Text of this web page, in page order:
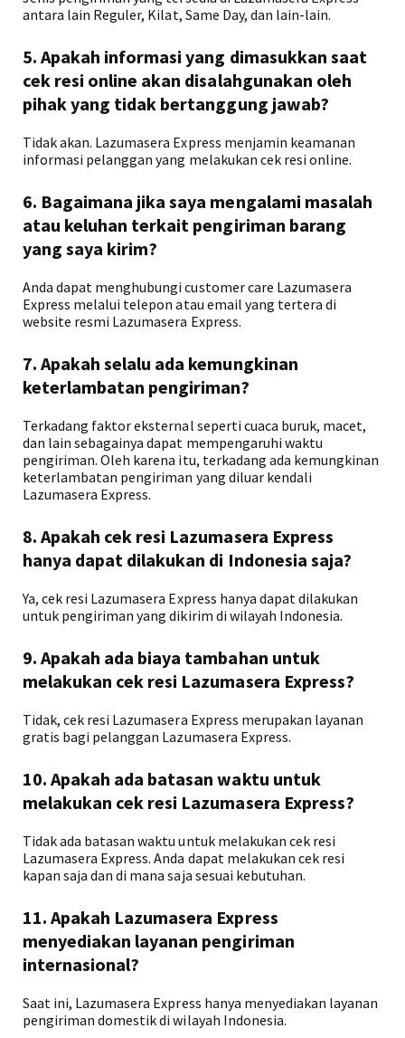
antara lain Reguler, Kilat, Same Day, dan lain-lain.
5. Apakah informasi yang dimasukkan saat
cek resi online akan disalahgunakan oleh
pihak yang tidak bertanggung jawab?
Tidak akan. Lazumasera Express menjamin keamanan
informasi pelanggan yang melakukan cek resi online.
6. Bagaimana jika saya mengalami masalah
atau keluhan terkait pengiriman barang
yang saya kirim?
Anda dapat menghubungi customer care Lazumasera
Express melalui telepon atau email yang tertera di
website resmi Lazumasera Express.
7. Apakah selalu ada kemungkinan
keterlambatan pengiriman?
Terkadang faktor eksternal seperti cuaca buruk, macet,
dan lain sebagainya dapat mempengaruhi waktu
pengiriman. Oleh karena itu, terkadang ada kemungkinan
keterlambatan pengiriman yang diluar kendali
Lazumasera Express.
8. Apakah cek resi Lazumasera Express
hanya dapat dilakukan di Indonesia saja?
Ya, cek resi Lazumasera Express hanya dapat dilakukan
untuk pengiriman yang dikirim di wilayah Indonesia.
9. Apakah ada biaya tambahan untuk
melakukan cek resi Lazumasera Express?
Tidak, cek resi Lazumasera Express merupakan layanan
gratis bagi pelanggan Lazumasera Express.
10. Apakah ada batasan waktu untuk
melakukan cek resi Lazumasera Express?
Tidak ada batasan waktu untuk melakukan cek resi
Lazumasera Express. Anda dapat melakukan cek resi
kapan saja dan di mana saja sesuai kebutuhan.
11. Apakah Lazumasera Express
menyediakan layanan pengiriman
internasional?
Saat ini, Lazumasera Express hanya menyediakan layanan
pengiriman domestik di wilayah Indonesia.